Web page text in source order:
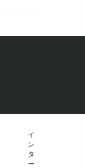
イ
ン
タ
ー